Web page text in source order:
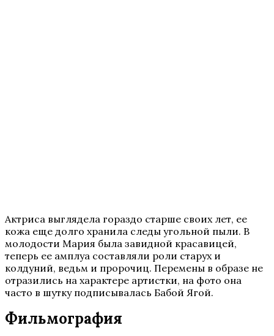
Актриса выглядела гораздо старше своих лет, ее
кожа еще долго хранила следы угольной пыли. В
молодости Мария была завидной красавицей,
теперь ее амплуа составляли роли старух и
колдуний, ведьм и пророчиц. Перемены в образе не
отразились на характере артистки, на фото она
часто в шутку подписывалась Бабой Ягой.
Фильмография